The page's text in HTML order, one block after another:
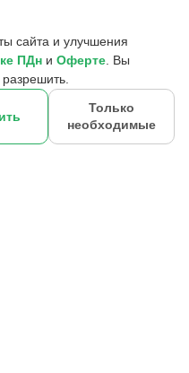
4 Оставить контакт ×
сайта и улучшения
ПДн и Оферте . Вы
Только
необходимые